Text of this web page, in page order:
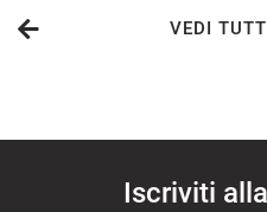
VEDI
Iscriviti